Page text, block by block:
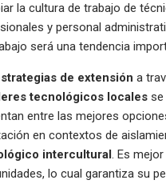
la cultura de trabajo de
y personal
será una tendencia
de extensión a
tecnológicos locales se
entre las mejores
en contextos de
intercultural. Es
lo cual garantiza su